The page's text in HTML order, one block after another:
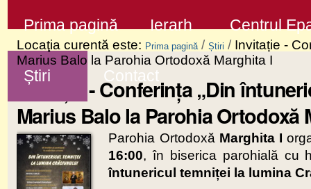
la
conţinut
Sari
la
navigare
Prima pagină Ierarh Centrul
Știri Contact
Locaţia curentă este: Prima pagină / Știri / Invitație -
Marius Balo la Parohia Ortodoxă Marghita I
Invitație - Conferința „Din
Marius Balo la Parohia Ortodoxă
Parohia Ortodoxă Marghita I
16:00, în biserica parohială cu
întunericul temniței la lumina